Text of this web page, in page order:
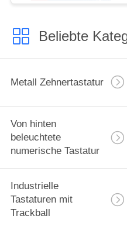
Beliebte
Metall Zehnertastatur
Von hinten
beleuchtete
numerische Tastatur
Industrielle
Tastaturen mit
Trackball